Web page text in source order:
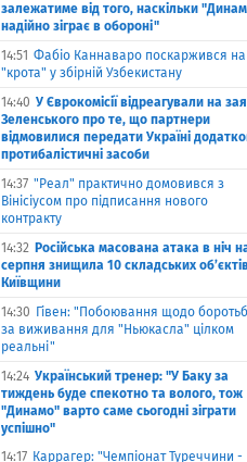
залежатиме від того, наскільки
надійно зіграє в обороні"
14:51 Фабіо Каннаваро поскаржився на
"крота" у збірній Узбекистану
14:40 У Єврокомісії відреагували на
Зеленського про те, що партнери
відмовилися передати Україні
протибалістичні засоби
14:37 "Реал" практично домовився з
Вінісіусом про підписання нового
контракту
14:32 Російська масована атака в ніч
серпня знищила 10 складських
Київщини
14:30 Гівен: "Побоювання щодо
за виживання для "Ньюкасла" цілком
реальні"
14:24 Український тренер: "У Баку за
тиждень буде спекотно та волого, тож
"Динамо" варто саме сьогодні зіграти
успішно"
14:17 Каррагер: "Чемпіонат Туреччини -